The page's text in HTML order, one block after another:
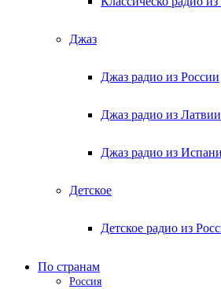
Джаз
Джаз радио из России
Джаз радио из Латвии
Джаз радио из
Детское
Детское радио из
По странам
Россия